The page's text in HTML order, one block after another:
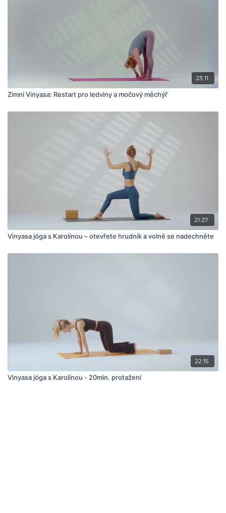
23:11
Zimní Vinyasa: Restart pro ledviny a močový měchýř
21:27
Vinyasa jóga s Karolínou – otevřete hrudník a volně se nadechněte
22:15
Vinyasa jóga s Karolínou - 20min. protažení